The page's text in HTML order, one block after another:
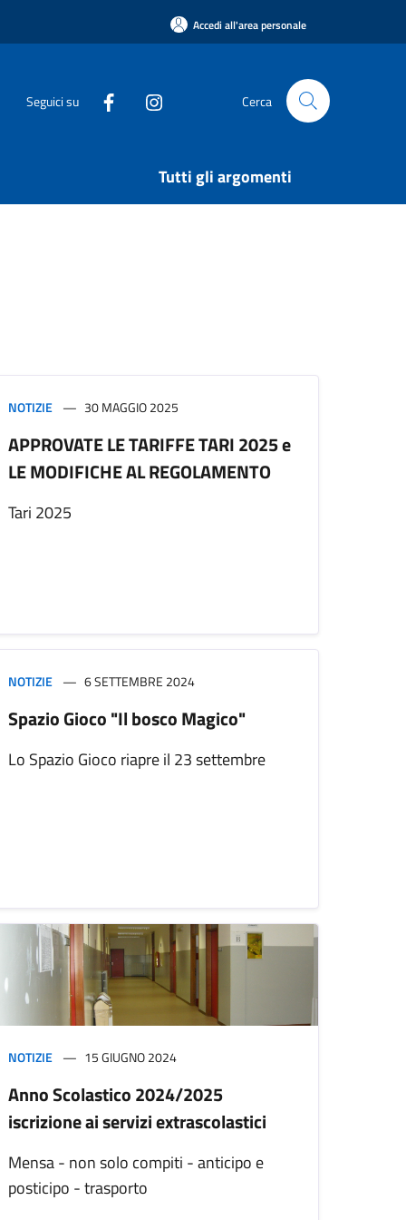
Accedi all'area personale
Seguici su Cerca
Tutti gli argomenti
NOTIZIE 30 MAGGIO 2025
APPROVATE LE TARIFFE TARI 2025 e
LE MODIFICHE AL REGOLAMENTO
Tari 2025
NOTIZIE 6 SETTEMBRE 2024
Spazio Gioco "Il bosco Magico"
Lo Spazio Gioco riapre il 23 settembre
NOTIZIE 15 GIUGNO 2024
Anno Scolastico 2024/2025
iscrizione ai servizi extrascolastici
Mensa - non solo compiti - anticipo e
posticipo - trasporto